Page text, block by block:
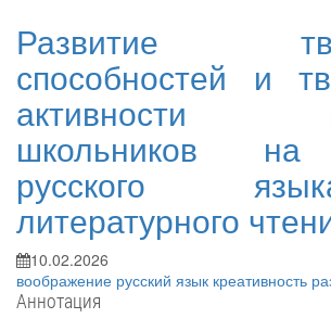
Развитие
способностей и
активности
школьников на
русского
литературного
10.02.2026
воображение русский язык креативность
Аннотация